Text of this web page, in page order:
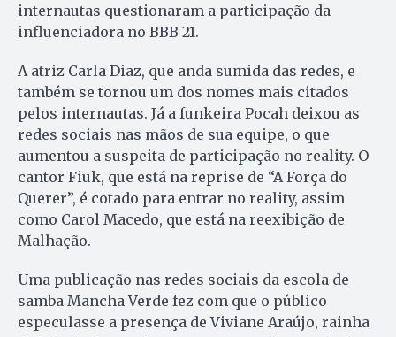
internautas questionaram a participação da
influenciadora no BBB 21.
A atriz Carla Diaz, que anda sumida das redes, e
também se tornou um dos nomes mais citados
pelos internautas. Já a funkeira Pocah deixou as
redes sociais nas mãos de sua equipe, o que
aumentou a suspeita de participação no reality. O
cantor Fiuk, que está na reprise de “A Força do
Querer”, é cotado para entrar no reality, assim
como Carol Macedo, que está na reexibição de
Malhação.
Uma publicação nas redes sociais da escola de
samba Mancha Verde fez com que o público
especulasse a presença de Viviane Araújo, rainha